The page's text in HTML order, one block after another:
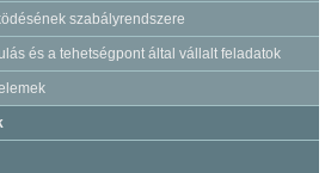
szabályrendszere
és a tehetségpont által vállalt feladatok